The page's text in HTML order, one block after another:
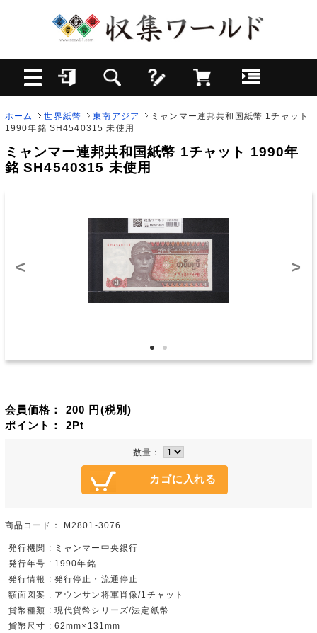
ホーム 世界紙幣 東南アジア
ミャンマー連邦共和国紙幣 1チャット
1990年銘 SH4540315 未使用
ミャンマー連邦共和国紙幣 1チャット 1990年
銘 SH4540315 未使用
< >
会員価格： 200 円(税別)
ポイント： 2Pt
数量：
商品コード： M2801-3076
発行機関 : ミャンマー中央銀行
発行年号 : 1990年銘
発行情報 : 発行停止・流通停止
額面図案 : アウンサン将軍肖像/1チャット
貨幣種類 : 現代貨幣シリーズ/法定紙幣
貨幣尺寸 : 62mm×131mm